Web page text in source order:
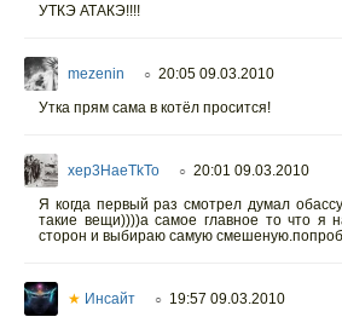
УТКЭ АТАКЭ!!!!
mezenin ○ 20:05 09.03.2010
Утка прям сама в котёл просится!
xep3HaeTkTo ○ 20:01 09.03.2010
Я когда первый раз смотрел думал
такие вещи))))а самое главное то что я
сторон и выбираю самую
★ Инсайт ○ 19:57 09.03.2010